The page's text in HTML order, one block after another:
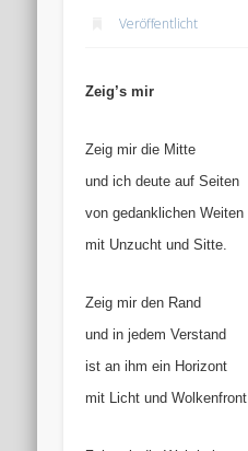
Veröffentlicht
Zeig’s mir
Zeig mir die Mitte
und ich deute auf Seiten
von gedanklichen Weiten
mit Unzucht und Sitte.
Zeig mir den Rand
und in jedem Verstand
ist an ihm ein Horizont
mit Licht und Wolkenfront.